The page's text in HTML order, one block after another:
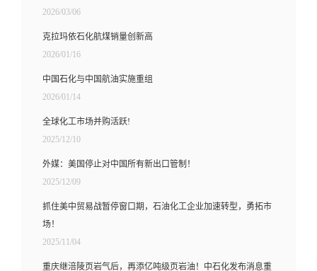
2026/03/06
克拉玛依石化航煤销量创新高
2026/01/16
中国石化与中国航油实施重组
2026/01/14
全球化工市场并购活跃!
2025/12/10
外媒：美国停止对中国所有新出口管制！
2025/12/09
抓住美中贸易战暂停窗口期，石油化工企业加速转型，勇拓市
场！
2025/11/04
重庆继涪陵页岩气后，再添亿吨级页岩油！中石化发布消息重